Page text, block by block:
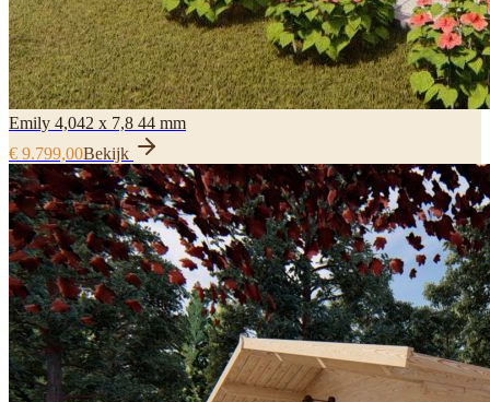
Emily 4,042 x 7,8 44 mm
€ 9.799,00Bekijk